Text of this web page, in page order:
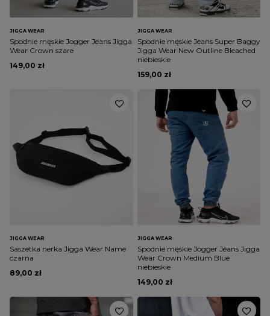
JIGGA WEAR
Spodnie męskie Jogger Jeans Jigga
Wear Crown szare
149,00 zł
JIGGA WEAR
Spodnie męskie Jeans Super Baggy
Jigga Wear New Outline Bleached
niebieskie
159,00 zł
JIGGA WEAR
Saszetka nerka Jigga Wear Name
czarna
89,00 zł
JIGGA WEAR
Spodnie męskie Jogger Jeans Jigga
Wear Crown Medium Blue
niebieskie
149,00 zł